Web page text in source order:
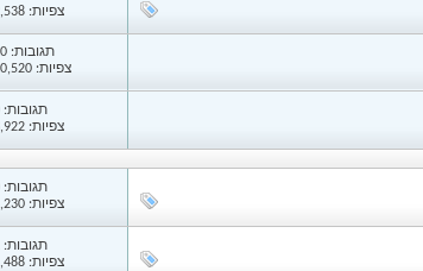
צפיות: 2,538
תגובות: 20
צפיות: 10,520
תגובות: 0
צפיות: 8,922
תגובות: 0
צפיות: 1,230
תגובות: 1
צפיות: 1,488